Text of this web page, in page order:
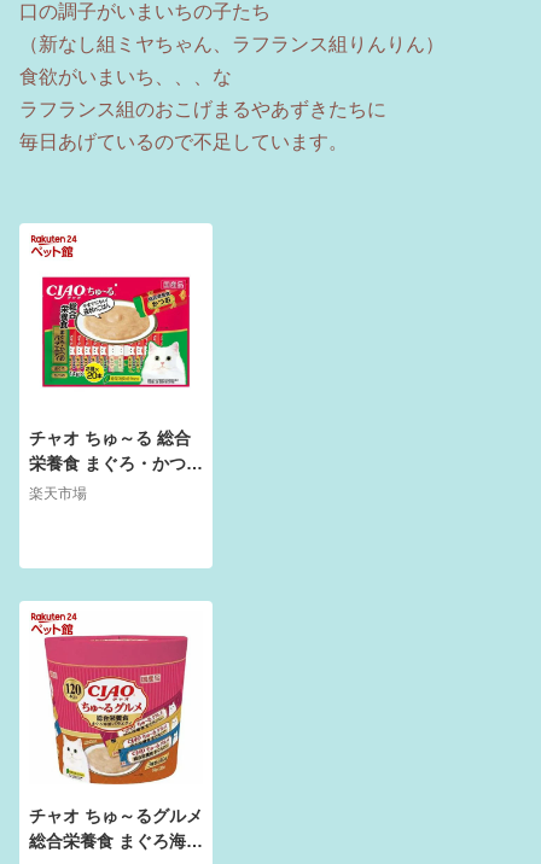
口の調子がいまいちの子たち
（新なし組ミヤちゃん、ラフランス組りんりん）
食欲がいまいち、、、な
ラフランス組のおこげまるやあずきたちに
毎日あげているので不足しています。
チャオ ちゅ～る 総合
栄養食 まぐろ・かつお
バラエティ(14g*40本
楽天市場
チャオ ちゅ～るグルメ
総合栄養食 まぐろ海鮮